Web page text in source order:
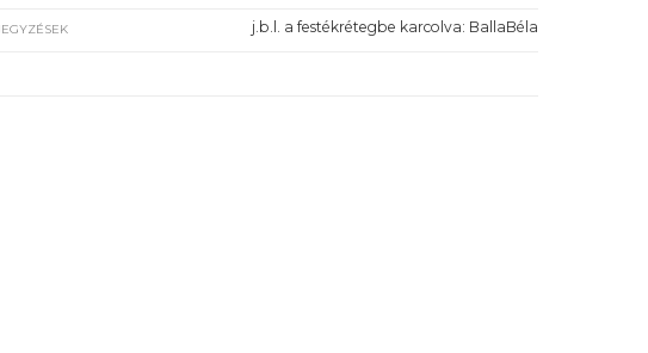
j.b.l. a festékrétegbe karcolva: BallaBéla